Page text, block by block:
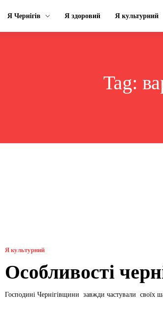
Я Чернігів Я здоровий Я культурний
Tag:
Я культурний
Особливості
Господині Чернігівщини завжди частували